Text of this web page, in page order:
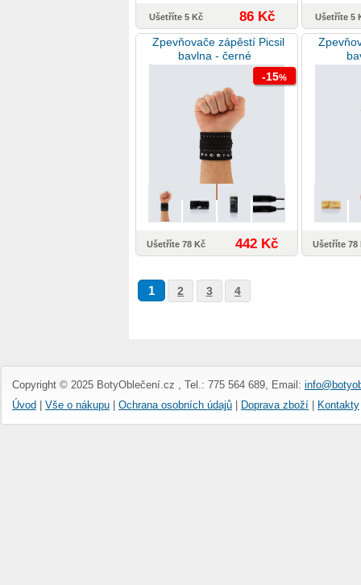
Ušetříte 5 Kč 86 Kč Ušetříte 5
-15%
Zpevňovače zápěstí Picsil
bavlna - černé
Ušetříte 78 Kč 442 Kč Ušetříte 78
1 2 3 4
Copyright © 2025 BotyOblečení.cz , Tel.: 775 564 689, Email:
Úvod
Vše o nákupu Ochrana osobních údajů Doprava zboží Kontakty